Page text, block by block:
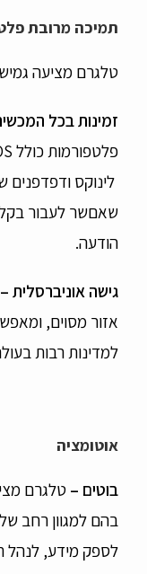
תמיכה מרובת
טלגרם מציעה
זמינות בכל
לינוקס
שאםשר לעבור
הודעה.
גישה אוניברסלית –
אזור מסוים,
למדינות רבות
אוטומציה
בוטים –טלגרם
בהם למגוון רחב של
לספק מידע, לנהל